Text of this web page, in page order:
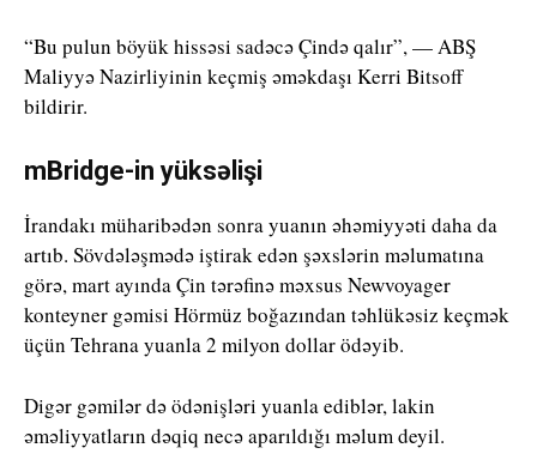
“Bu pulun böyük hissəsi sadəcə Çində qalır”, — ABŞ
Maliyyə Nazirliyinin keçmiş əməkdaşı Kerri Bitsoff
bildirir.
mBridge-in yüksəlişi
İrandakı müharibədən sonra yuanın əhəmiyyəti daha da
artıb. Sövdələşmədə iştirak edən şəxslərin məlumatına
görə, mart ayında Çin tərəfinə məxsus Newvoyager
konteyner gəmisi Hörmüz boğazından təhlükəsiz keçmək
üçün Tehrana yuanla 2 milyon dollar ödəyib.
Digər gəmilər də ödənişləri yuanla ediblər, lakin
əməliyyatların dəqiq necə aparıldığı məlum deyil.